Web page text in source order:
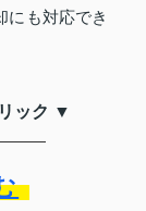
にも対応でき
ック ▼